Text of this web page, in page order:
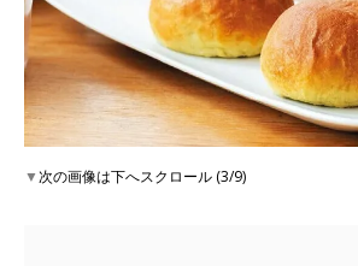
▼次の画像は下へスクロール (3/9)